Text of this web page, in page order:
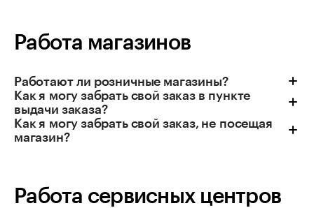
Работа магазинов
Работают ли розничные магазины?
Как я могу забрать свой заказ в пункте
выдачи заказа?
Как я могу забрать свой заказ, не посещая
магазин?
Работа сервисных центров